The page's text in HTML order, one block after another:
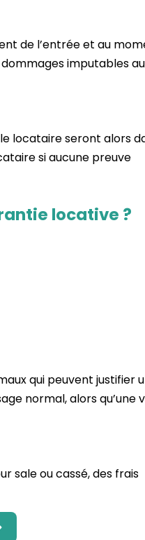
de l’entrée et au
imputables au
locataire seront alors
si aucune preuve
locative ?
qui peuvent justifier
normal, alors qu’une
sale ou cassé, des frais